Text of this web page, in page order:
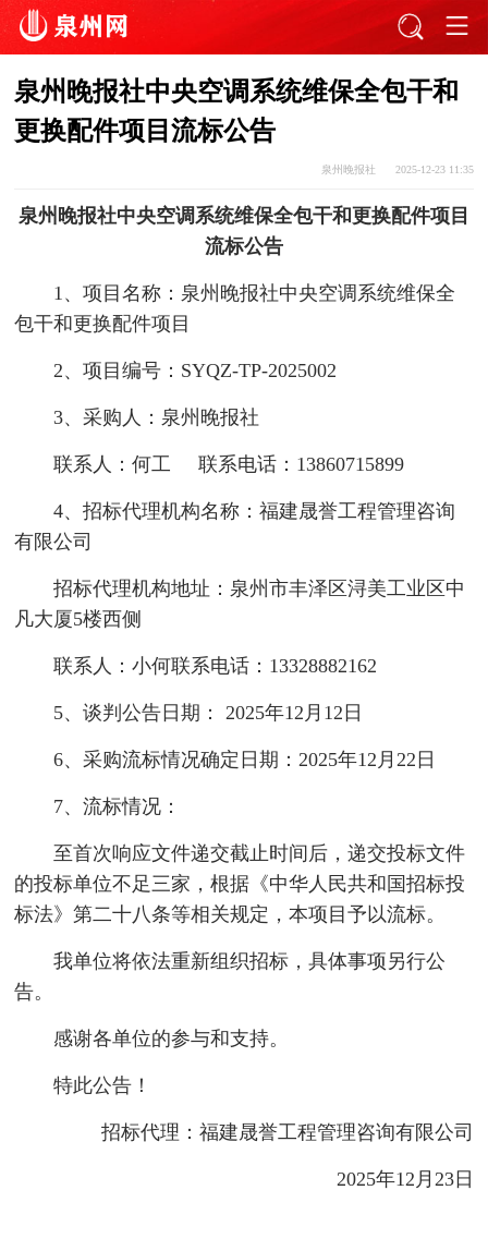
泉州晚报社中央空调系统维保全包干和
更换配件项目流标公告
泉州晚报社 2025-12-23 11:35
泉州晚报社中央空调系统维保全包干和更换配件项目
流标公告
1、项目名称：泉州晚报社中央空调系统维保全
包干和更换配件项目
2、项目编号：SYQZ-TP-2025002
3、采购人：泉州晚报社
联系人：何工 联系电话：13860715899
4、招标代理机构名称：福建晟誉工程管理咨询
有限公司
招标代理机构地址：泉州市丰泽区浔美工业区中
凡大厦5楼西侧
联系人：小何联系电话：13328882162
5、谈判公告日期： 2025年12月12日
6、采购流标情况确定日期：2025年12月22日
7、流标情况：
至首次响应文件递交截止时间后，递交投标文件
的投标单位不足三家，根据《中华人民共和国招标投
标法》第二十八条等相关规定，本项目予以流标。
我单位将依法重新组织招标，具体事项另行公
告。
感谢各单位的参与和支持。
特此公告！
招标代理：福建晟誉工程管理咨询有限公司
2025年12月23日